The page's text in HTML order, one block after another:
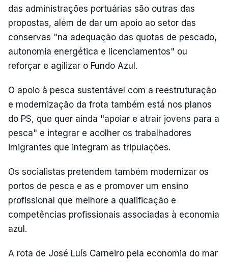
das administrações portuárias são outras das
propostas, além de dar um apoio ao setor das
conservas "na adequação das quotas de pescado,
autonomia energética e licenciamentos" ou
reforçar e agilizar o Fundo Azul.
O apoio à pesca sustentável com a reestruturação
e modernização da frota também está nos planos
do PS, que quer ainda "apoiar e atrair jovens para a
pesca" e integrar e acolher os trabalhadores
imigrantes que integram as tripulações.
Os socialistas pretendem também modernizar os
portos de pesca e as e promover um ensino
profissional que melhore a qualificação e
competências profissionais associadas à economia
azul.
A rota de José Luís Carneiro pela economia do mar